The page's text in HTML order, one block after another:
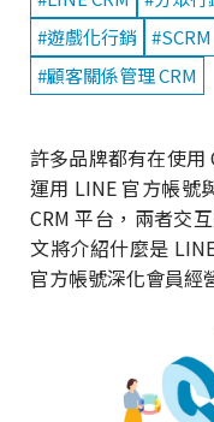
#遊戲化行銷
#SCRM
#顧客關係管理 CRM
許多品牌都有在使用
運用 LINE 官方帳號
CRM 平台，兩者交
文將介紹什麼是
官方帳號深化會員經